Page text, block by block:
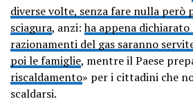
diverse volte, senza fare nulla però
sciagura, anzi:ha appena
razionamenti del gas saranno
poi le famiglie, mentre il Paese
riscaldamento» per i cittadini che
scaldarsi.